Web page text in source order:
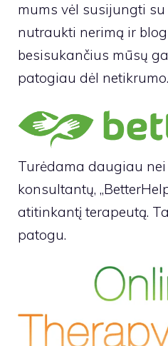
mums vėl susijungti
nutraukti nerimą ir
besisukančius mūsų
patogiau dėl netikrumo.
Turėdama daugiau
konsultantų,
atitinkantį terapeutą.
patogu.